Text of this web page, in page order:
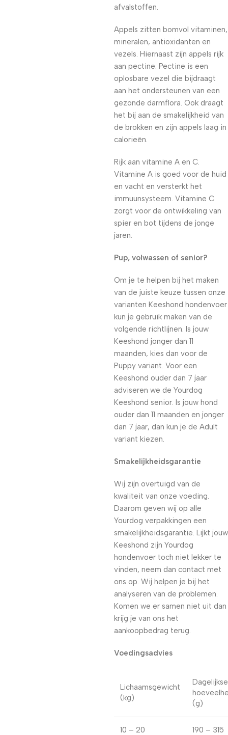
afvalstoffen.
Appels zitten bomvol vitaminen,
mineralen, antioxidanten en
vezels. Hiernaast zijn appels rijk
aan pectine. Pectine is een
oplosbare vezel die bijdraagt
aan het ondersteunen van een
gezonde darmflora. Ook draagt
het bij aan de smakelijkheid van
de brokken en zijn appels laag in
calorieën.
Rijk aan vitamine A en C.
Vitamine A is goed voor de huid
en vacht en versterkt het
immuunsysteem. Vitamine C
zorgt voor de ontwikkeling van
spier en bot tijdens de jonge
jaren.
Pup, volwassen of senior?
Om je te helpen bij het maken
van de juiste keuze tussen onze
varianten Keeshond hondenvoer
kun je gebruik maken van de
volgende richtlijnen. Is jouw
Keeshond jonger dan 11
maanden, kies dan voor de
Puppy variant. Voor een
Keeshond ouder dan 7 jaar
adviseren we de Yourdog
Keeshond senior. Is jouw hond
ouder dan 11 maanden en jonger
dan 7 jaar, dan kun je de Adult
variant kiezen.
Smakelijkheidsgarantie
Wij zijn overtuigd van de
kwaliteit van onze voeding.
Daarom geven wij op alle
Yourdog verpakkingen een
smakelijkheidsgarantie. Lijkt jouw
Keeshond zijn Yourdog
hondenvoer toch niet lekker te
vinden, neem dan contact met
ons op. Wij helpen je bij het
analyseren van de problemen.
Komen we er samen niet uit dan
krijg je van ons het
aankoopbedrag terug.
Voedingsadvies
Lichaamsgewicht
(kg)
Dagelijkse
(g)
10 – 20 190 – 315